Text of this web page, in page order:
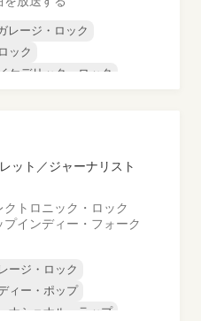
レージ・ロック
ック
ケデリック・ロック
ット／ジャーナリスト
クトロニック・ロック
プインディー・フォーク
ージ・ロック
ィー・ポップ
ナショナル・ラップ